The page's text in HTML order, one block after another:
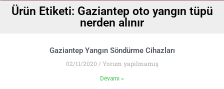
Ürün Etiketi: Gaziantep oto yangın tüpü
nerden alınır
Gaziantep Yangın Söndürme Cihazları
02/11/2020 Yorum yapılmamış
Devamı »